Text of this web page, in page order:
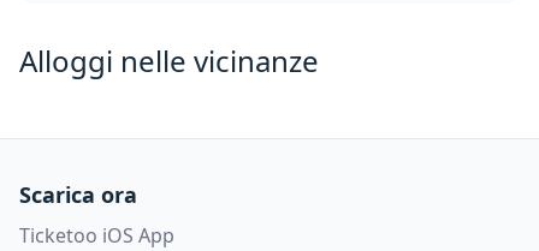
Alloggi nelle vicinanze
Scarica ora
Ticketoo iOS App